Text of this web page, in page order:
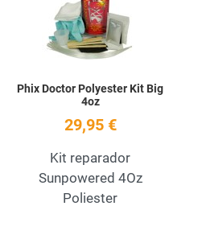
Phix Doctor Polyester Kit Big
4oz
29,95 €
Kit reparador
Sunpowered 4Oz
Poliester